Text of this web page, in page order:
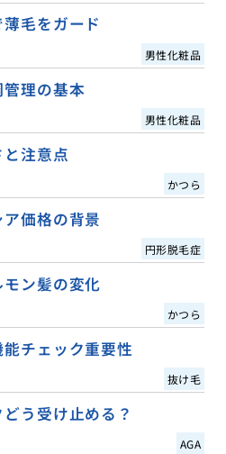
毛をガード
男性化粧品
理の基本
男性化粧品
注意点
かつら
価格の背景
円形脱毛症
ン髪の変化
かつら
チェック重要性
抜け毛
う受け止める？
AGA